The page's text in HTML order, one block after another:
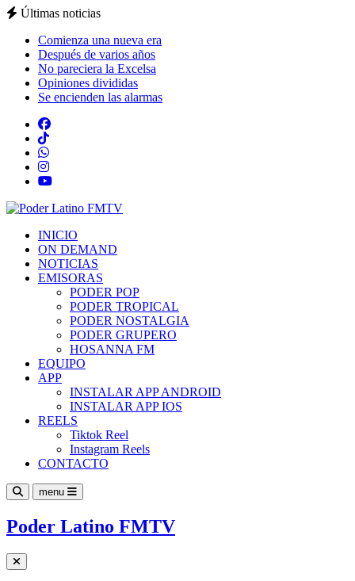
Últimas noticias
Comienza una nueva era
Después de varios años
No pareciera la Excelsa
Opiniones divididas
Se encienden las alarmas
INICIO
ON DEMAND
NOTICIAS
EMISORAS
PODER POP
PODER TROPICAL
PODER NOSTALGIA
PODER GRUPERO
HOSANNA FM
EQUIPO
APP
INSTALAR APP ANDROID
INSTALAR APP IOS
REELS
Tiktok Reel
Instagram Reels
CONTACTO
menu
Poder Latino FMTV